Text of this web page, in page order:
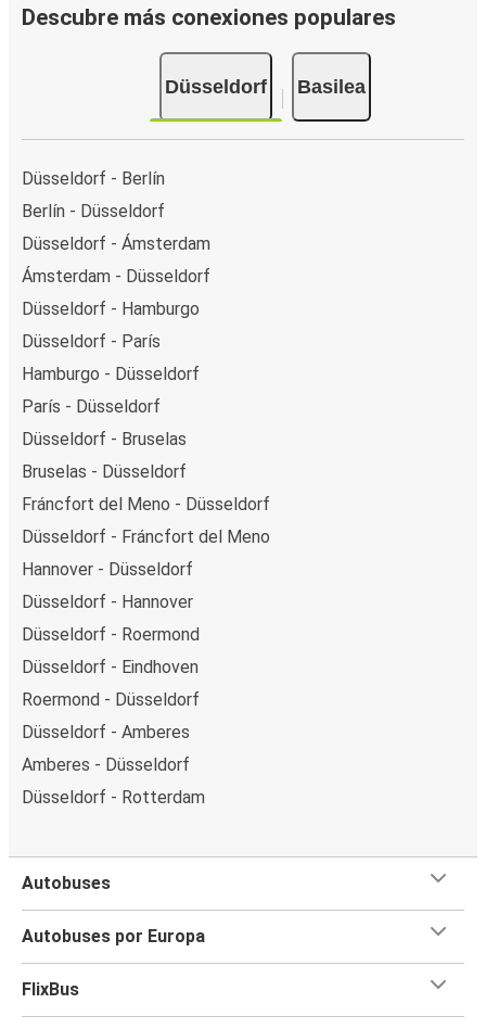
Descubre más conexiones populares
Düsseldorf Basilea
Düsseldorf - Berlín
Berlín - Düsseldorf
Düsseldorf - Ámsterdam
Ámsterdam - Düsseldorf
Düsseldorf - Hamburgo
Düsseldorf - París
Hamburgo - Düsseldorf
París - Düsseldorf
Düsseldorf - Bruselas
Bruselas - Düsseldorf
Fráncfort del Meno - Düsseldorf
Düsseldorf - Fráncfort del Meno
Hannover - Düsseldorf
Düsseldorf - Hannover
Düsseldorf - Roermond
Düsseldorf - Eindhoven
Roermond - Düsseldorf
Düsseldorf - Amberes
Amberes - Düsseldorf
Düsseldorf - Rotterdam
Autobuses
Autobuses por Europa
FlixBus